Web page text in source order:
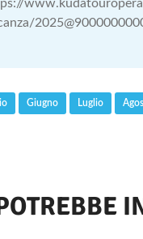
Giugno Luglio